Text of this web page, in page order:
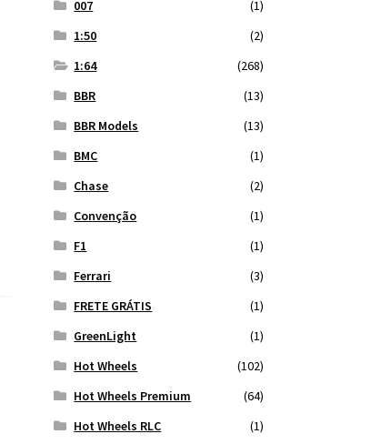
007
(1)
1:50
(2)
1:64
(268)
BBR
(13)
BBR Models
(13)
BMC
(1)
Chase
(2)
Convenção
(1)
F1
(1)
Ferrari
(3)
FRETE GRÁTIS
(1)
GreenLight
(1)
Hot Wheels
(102)
Hot Wheels Premium
(64)
Hot Wheels RLC
(1)